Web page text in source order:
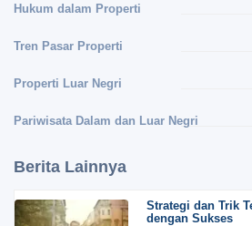
Hukum dalam Properti
Tren Pasar Properti
Properti Luar Negri
Pariwisata Dalam dan Luar Negri
Berita Lainnya
Strategi dan Trik
dengan Sukses